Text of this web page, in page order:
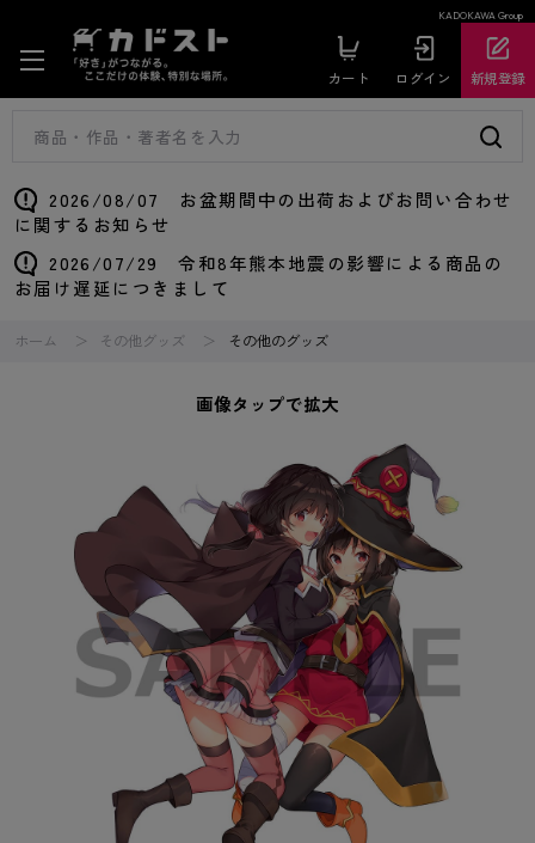
KADOKAWA Group
カート ログイン 新規登録
2026/08/07 お盆期間中の出荷およびお問い合わせ
に関するお知らせ
2026/07/29 令和8年熊本地震の影響による商品の
お届け遅延につきまして
ホーム その他グッズ その他のグッズ
画像タップで拡大